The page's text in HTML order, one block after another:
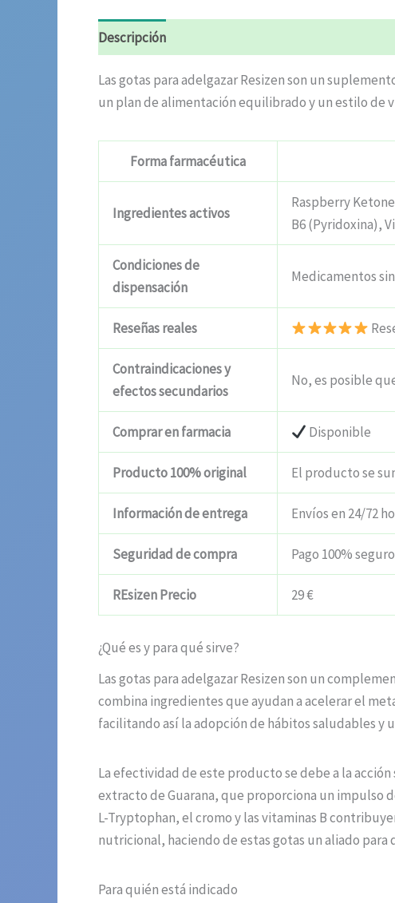
Descripción
Las gotas para adelgazar Resizen son un
un plan de alimentación equilibrado y un estilo de
Forma farmacéutica
Ingredientes activos
Raspberry
B6 (Pyridoxina),
Condiciones de
dispensación
Medicamentos
Reseñas reales
Contraindicaciones y
efectos secundarios
No, es posible
Comprar en farmacia Disponible
Producto 100% original El producto se
Información de entrega Envíos en 24/72
Seguridad de compra Pago 100% seguro
REsizen Precio 29 €
¿Qué es y para qué sirve?
Las gotas para adelgazar Resizen son un
combina ingredientes que ayudan a acelerar el
facilitando así la adopción de hábitos saludables y
La efectividad de este producto se debe a la
extracto de Guarana, que proporciona un impulso
L-Tryptophan, el cromo y las vitaminas B
nutricional, haciendo de estas gotas un aliado
Para quién está indicado